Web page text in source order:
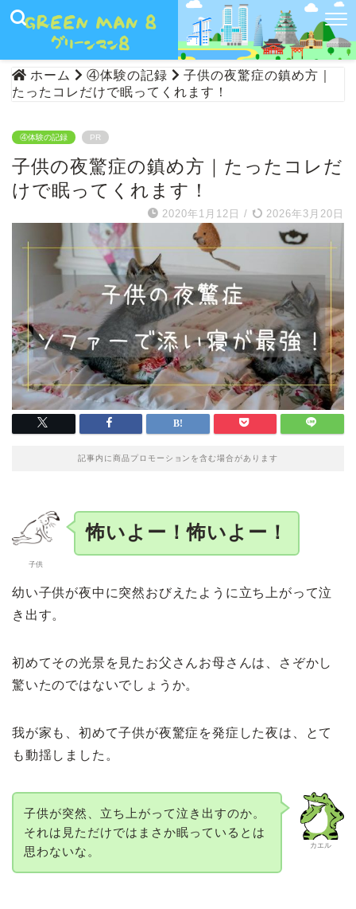
ホーム ④体験の記録
子供の夜驚症の鎮め方｜
たったコレだけで眠ってくれます！
④体験の記録 PR
子供の夜驚症の鎮め方｜たったコレだ
けで眠ってくれます！
2020年1月12日 / 2026年3月20日
記事内に商品プロモーションを含む場合があります
子供
怖いよー！怖いよー！
幼い子供が夜中に突然おびえたように立ち上がって泣
き出す。
初めてその光景を見たお父さんお母さんは、さぞかし
驚いたのではないでしょうか。
我が家も、初めて子供が夜驚症を発症した夜は、とて
も動揺しました。
カエル
子供が突然、立ち上がって泣き出すのか。
それは見ただけではまさか眠っているとは
思わないな。